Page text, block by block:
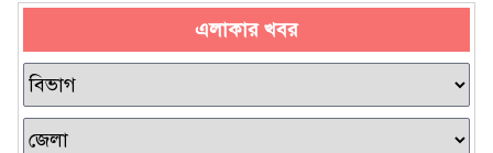
এলাকার খবর